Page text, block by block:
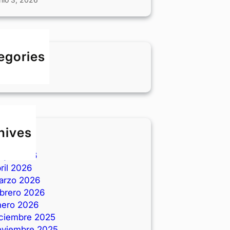
2026
2026
2026
2026
2026
2025